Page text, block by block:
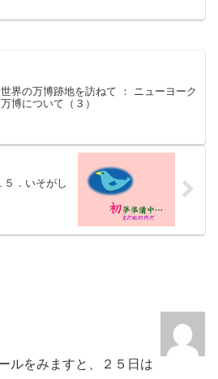
世界の万博跡地を訪ねて ： ニューヨーク
万博について（３）
．いそがし
ルをみますと、２５日は